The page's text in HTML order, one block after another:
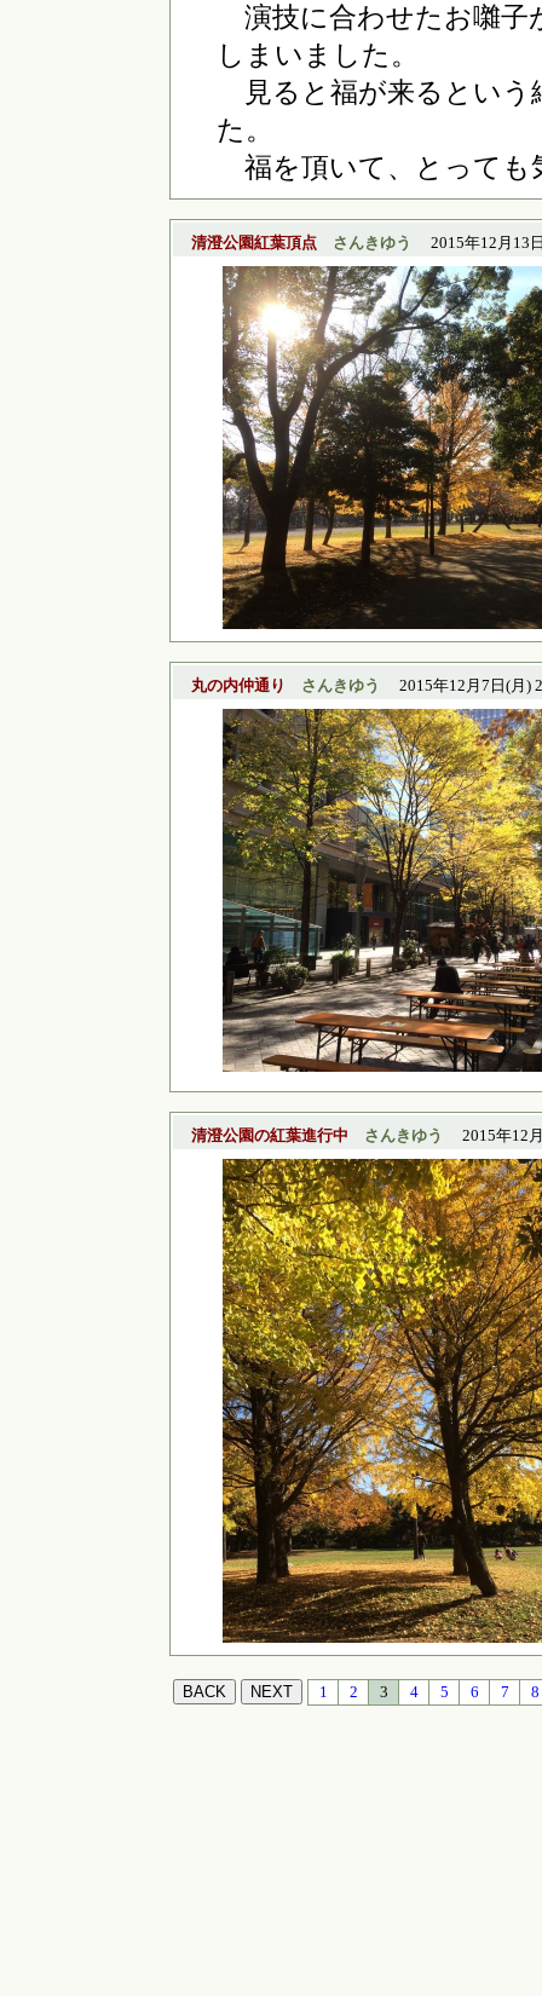
演技に合わせたお囃子
しまいました。
見ると福が来るという
た。
福を頂いて、とっても
清澄公園紅葉頂点 さんきゆう 2015年12月13
丸の内仲通り さんきゆう 2015年12月7日(月)
清澄公園の紅葉進行中 さんきゆう 2015年12
1 2 3 4 5 6 7 8